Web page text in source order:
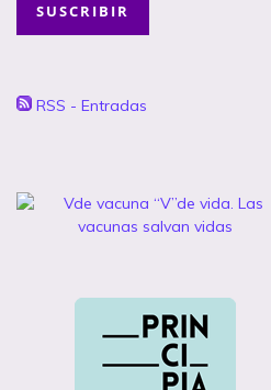
SUSCRIBIR
RSS - Entradas